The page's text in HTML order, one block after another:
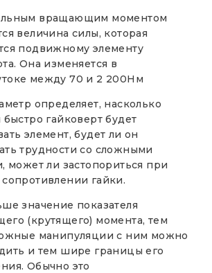
вращающим моментом
величина силы, которая
подвижному элементу
Она изменяется в
между 70 и 2 200Нм
определяет, насколько
гайковерт будет
элемент, будет ли он
трудности со сложными
может ли застопориться при
гайки.
значение показателя
(крутящего) момента, тем
манипуляции с ним можно
и тем шире границы его
Обычно это